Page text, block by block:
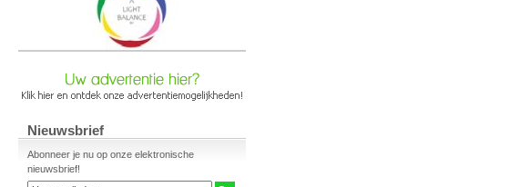
Nieuwsbrief
Abonneer je nu op onze elektronische
nieuwsbrief!